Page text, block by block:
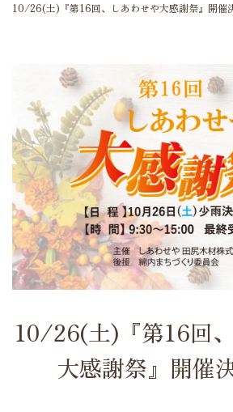
10/26(土)『第16回、しあわせや大感謝祭』開催
10/26(土)『第16回
大感謝祭』開催